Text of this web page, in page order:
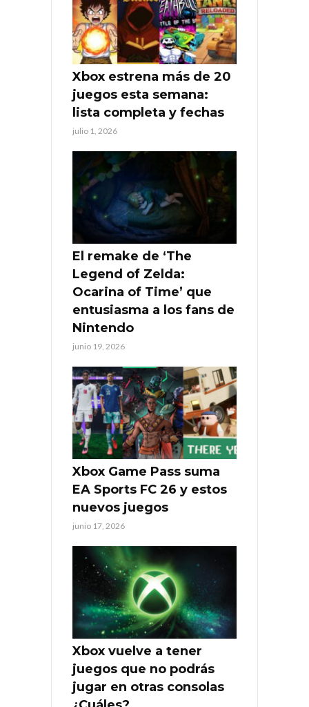
Xbox estrena más de 20
juegos esta semana:
lista completa y fechas
julio 1, 2026
El remake de ‘The
Legend of Zelda:
Ocarina of Time’ que
entusiasma a los fans de
Nintendo
junio 19, 2026
Xbox Game Pass suma
EA Sports FC 26 y estos
nuevos juegos
junio 17, 2026
Xbox vuelve a tener
juegos que no podrás
jugar en otras consolas